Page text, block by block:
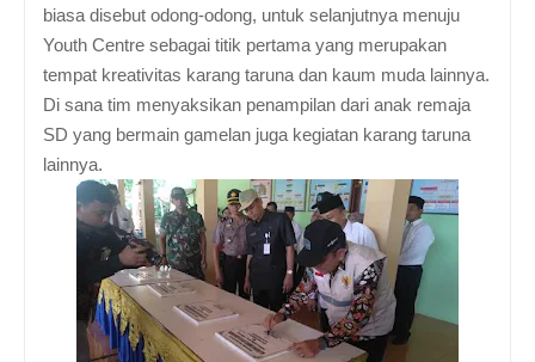
biasa disebut odong-odong, untuk selanjutnya menuju
Youth Centre sebagai titik pertama yang merupakan
tempat kreativitas karang taruna dan kaum muda lainnya.
Di sana tim menyaksikan penampilan dari anak remaja
SD yang bermain gamelan juga kegiatan karang taruna
lainnya.